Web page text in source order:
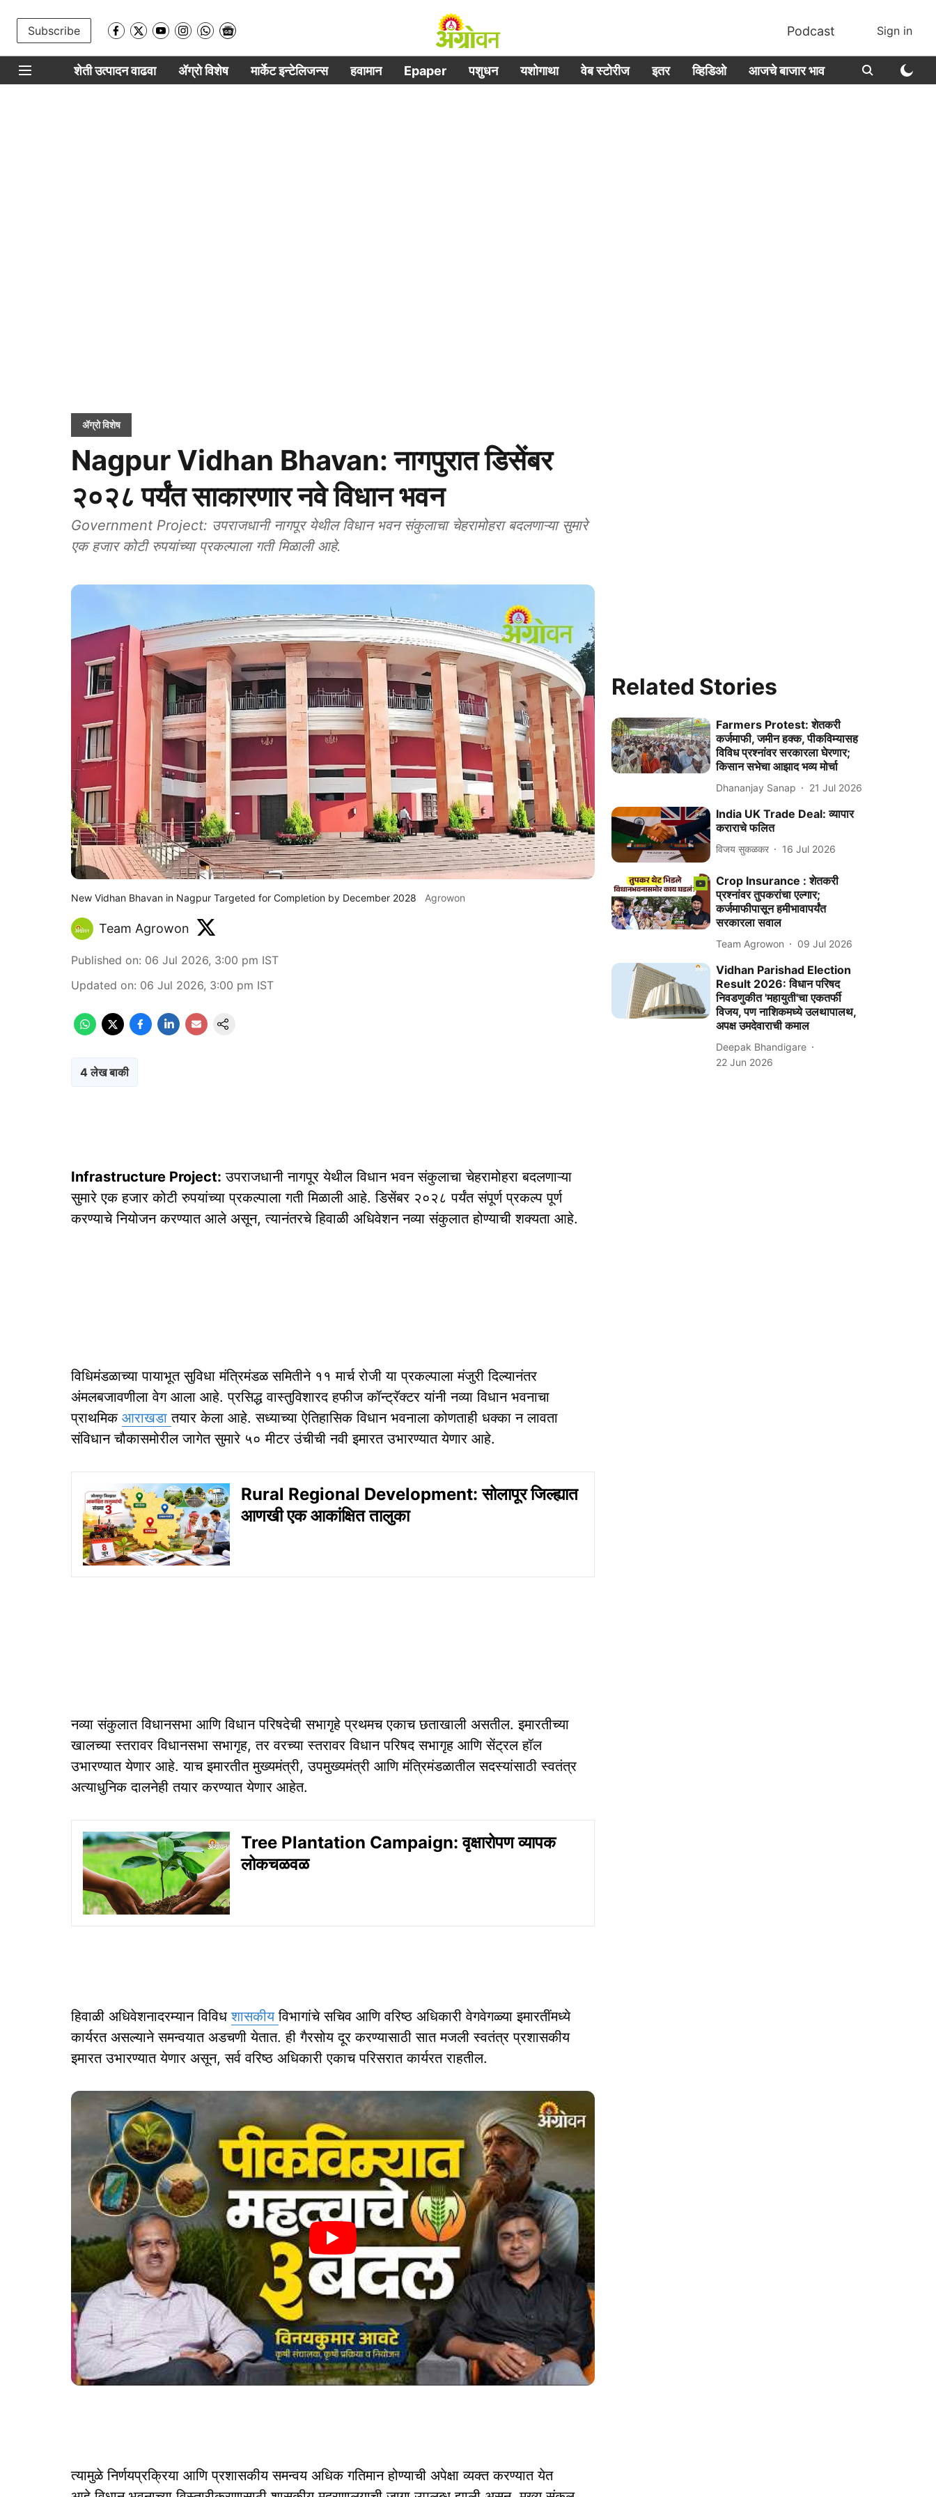
Subscribe Podcast Sign in
शेती उत्पादन वाढवा ॲग्रो विशेष मार्केट इन्टेलिजन्स हवामान Epaper पशुधन यशोगाथा वेब स्टोरीज इतर व्हिडिओ आजचे बाजार भाव
ॲग्रो विशेष
Nagpur Vidhan Bhavan: नागपुरात डिसेंबर
२०२८ पर्यंत साकारणार नवे विधान भवन
Government Project: उपराजधानी नागपूर येथील विधान भवन संकुलाचा चेहरामोहरा बदलणाऱ्या सुमारे
एक हजार कोटी रुपयांच्या प्रकल्पाला गती मिळाली आहे.
New Vidhan Bhavan in Nagpur Targeted for Completion by December 2028 Agrowon
Team Agrowon
Published on: 06 Jul 2026, 3:00 pm IST
Updated on: 06 Jul 2026, 3:00 pm IST
4 लेख बाकी
Infrastructure Project: उपराजधानी नागपूर येथील विधान भवन संकुलाचा चेहरामोहरा बदलणाऱ्या
सुमारे एक हजार कोटी रुपयांच्या प्रकल्पाला गती मिळाली आहे. डिसेंबर २०२८ पर्यंत संपूर्ण प्रकल्प पूर्ण
करण्याचे नियोजन करण्यात आले असून, त्यानंतरचे हिवाळी अधिवेशन नव्या संकुलात होण्याची शक्यता आहे.
विधिमंडळाच्या पायाभूत सुविधा मंत्रिमंडळ समितीने ११ मार्च रोजी या प्रकल्पाला मंजुरी दिल्यानंतर
अंमलबजावणीला वेग आला आहे. प्रसिद्ध वास्तुविशारद हफीज कॉन्ट्रॅक्टर यांनी नव्या विधान भवनाचा
प्राथमिक आराखडातयार केला आहे. सध्याच्या ऐतिहासिक विधान भवनाला कोणताही धक्का न लावता
संविधान चौकासमोरील जागेत सुमारे ५० मीटर उंचीची नवी इमारत उभारण्यात येणार आहे.
Rural Regional Development: सोलापूर जिल्ह्यात
आणखी एक आकांक्षित तालुका
नव्या संकुलात विधानसभा आणि विधान परिषदेची सभागृहे प्रथमच एकाच छताखाली असतील. इमारतीच्या
खालच्या स्तरावर विधानसभा सभागृह, तर वरच्या स्तरावर विधान परिषद सभागृह आणि सेंट्रल हॉल
उभारण्यात येणार आहे. याच इमारतीत मुख्यमंत्री, उपमुख्यमंत्री आणि मंत्रिमंडळातील सदस्यांसाठी स्वतंत्र
अत्याधुनिक दालनेही तयार करण्यात येणार आहेत.
Tree Plantation Campaign: वृक्षारोपण व्यापक
लोकचळवळ
हिवाळी अधिवेशनादरम्यान विविधशासकीयविभागांचे सचिव आणि वरिष्ठ अधिकारी वेगवेगळ्या इमारतींमध्ये
कार्यरत असल्याने समन्वयात अडचणी येतात. ही गैरसोय दूर करण्यासाठी सात मजली स्वतंत्र प्रशासकीय
इमारत उभारण्यात येणार असून, सर्व वरिष्ठ अधिकारी एकाच परिसरात कार्यरत राहतील.
त्यामुळे निर्णयप्रक्रिया आणि प्रशासकीय समन्वय अधिक गतिमान होण्याची अपेक्षा व्यक्त करण्यात येत
Related Stories
Farmers Protest: शेतकरी
कर्जमाफी, जमीन हक्क, पीकविम्यासह
विविध प्रश्नांवर सरकारला घेरणार;
किसान सभेचा आझाद भव्य मोर्चा
Dhananjay Sanap 21 Jul 2026
India UK Trade Deal: व्यापार
कराराचे फलित
विजय सुकळकर 16 Jul 2026
Crop Insurance : शेतकरी
प्रश्नांवर तुपकरांचा एल्गार;
कर्जमाफीपासून हमीभावापर्यंत
सरकारला सवाल
Team Agrowon 09 Jul 2026
Vidhan Parishad Election
Result 2026: विधान परिषद
निवडणुकीत 'महायुती'चा एकतर्फी
विजय, पण नाशिकमध्ये उलथापालथ,
अपक्ष उमदेवाराची कमाल
Deepak Bhandigare
22 Jun 2026